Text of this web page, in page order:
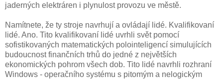
jaderných elektráren i plynulost provozu ve městě.
Namítnete, že ty stroje navrhují a ovládají lidé. Kvalifikovaní
lidé. Ano. Tito kvalifikovaní lidé uvrhli svět pomocí
sofistikovaných matematických polointeligencí simulujících
budoucnost finančních trhů do jedné z největších
ekonomických pohrom všech dob. Tito lidé navrhli rozhraní
Windows - operačního systému s pitomým a nelogickým